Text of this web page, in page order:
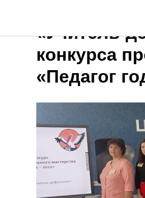
21 марта
«Учитель-
конкурса
«Педагог